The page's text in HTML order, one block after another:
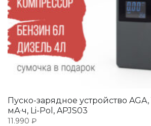
Пуско-зарядное устройство
мА·ч, Li-Pol, APJS03
11.990 ₽